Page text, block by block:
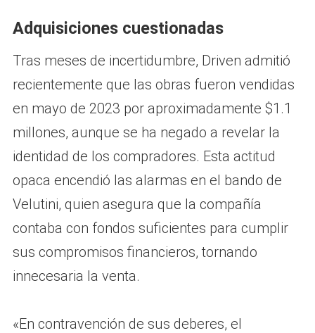
Adquisiciones cuestionadas
Tras meses de incertidumbre, Driven admitió
recientemente que las obras fueron vendidas
en mayo de 2023 por aproximadamente $1.1
millones, aunque se ha negado a revelar la
identidad de los compradores. Esta actitud
opaca encendió las alarmas en el bando de
Velutini, quien asegura que la compañía
contaba con fondos suficientes para cumplir
sus compromisos financieros, tornando
innecesaria la venta.
«En contravención de sus deberes, el